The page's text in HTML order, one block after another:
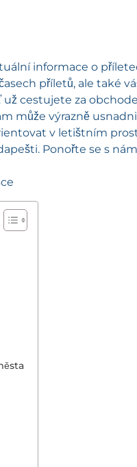
informace o
příletů, ale také
už cestujete za
může výrazně
v letištním
Ponořte se s